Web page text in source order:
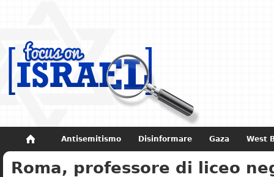
Antisemitismo Disinformare Gaza West
Non dimenticare Storia di Israele
Roma, professore di liceo